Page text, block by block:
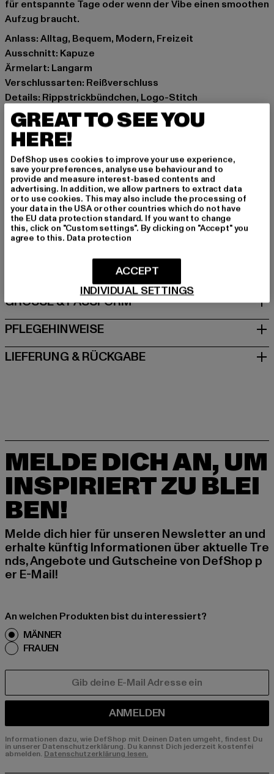
für entspannte Tage oder wenn der Vibe einen smoothen
Aufzug braucht.
Anlass: Alltag, Bequem, Modern, Freizeit
Ausschnitt: Kapuze
Ärmelart: Langarm
Verschlussarten: Reißverschluss
Details: Rippstrickbündchen, Logo-Stitch
Schnitt: Figurbetont
Marke: Fubu
Kat.: Sweat & Fleece - Hoodies Zipthrough
Farbe: beige
Hersteller Farbe: offwhite
Materialzusammensetzung: 93% Polyester, 7% Elasthan
Art.Nr: 6122316-00555
Hersteller: Urban Styles Agency GmbH & Co. KG |
agentur@urbanstylesagency.com
Schanzenstraße 41 | 51063 Köln | DE
GRÖSSE & PASSFORM
PFLEGEHINWEISE
LIEFERUNG & RÜCKGABE
MELDE DICH AN, UM
INSPIRIERT ZU BLEI
BEN!
Melde dich hier für unseren Newsletter an und
erhalte künftig Informationen über aktuelle Tre
nds, Angebote und Gutscheine von DefShop p
er E-Mail!
An welchen Produkten bist du interessiert?
MÄNNER
FRAUEN
ANMELDEN
Informationen dazu, wie DefShop mit Deinen Daten umgeht, findest Du
in unserer Datenschutzerklärung. Du kannst Dich jederzeit kostenfei
abmelden. Datenschutzerklärung lesen.
GREAT TO SEE YOU
HERE!
DefShop uses cookies to improve your use experience,
save your preferences, analyse use behaviour and to
provide and measure interest-based contents and
advertising. In addition, we allow partners to extract data
or to use cookies. This may also include the processing of
your data in the USA or other countries which do not have
the EU data protection standard. If you want to change
this, click on "Custom settings". By clicking on "Accept" you
agree to this. Data protection
INDIVIDUAL SETTINGS
ACCEPT